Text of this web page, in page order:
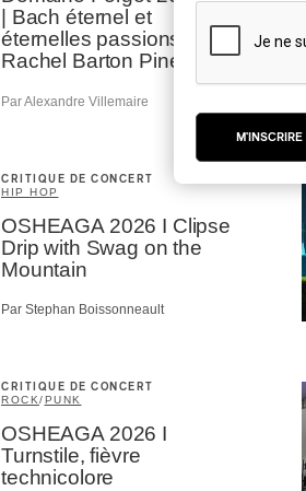
| Bach éternel et
éternelles passions avec
Rachel Barton Pine
Par Alexandre Villemaire
CRITIQUE DE CONCERT
HIP HOP
OSHEAGA 2026 I Clipse
Drip with Swag on the
Mountain
Par Stephan Boissonneault
CRITIQUE DE CONCERT
ROCK/PUNK
OSHEAGA 2026 I
Turnstile, fièvre
technicolore
M'INSCRIRE